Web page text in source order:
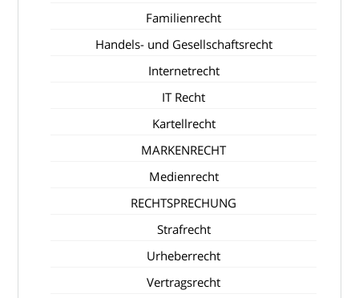
Familienrecht
Handels- und Gesellschaftsrecht
Internetrecht
IT Recht
Kartellrecht
MARKENRECHT
Medienrecht
RECHTSPRECHUNG
Strafrecht
Urheberrecht
Vertragsrecht